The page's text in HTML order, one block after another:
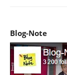
Blog-Note